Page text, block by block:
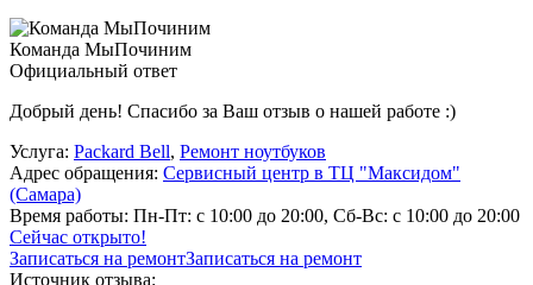
Команда МыПочиним
Официальный ответ
Добрый день! Спасибо за Ваш отзыв о нашей работе :)
Услуга: Packard Bell, Ремонт ноутбуков
Адрес обращения: Сервисный центр в ТЦ "Максидом"
(Самара)
Время работы: Пн-Пт: с 10:00 до 20:00, Сб-Вс: с 10:00 до 20:00
Сейчас открыто!
Записаться на ремонтЗаписаться на ремонт
Источник отзыва: